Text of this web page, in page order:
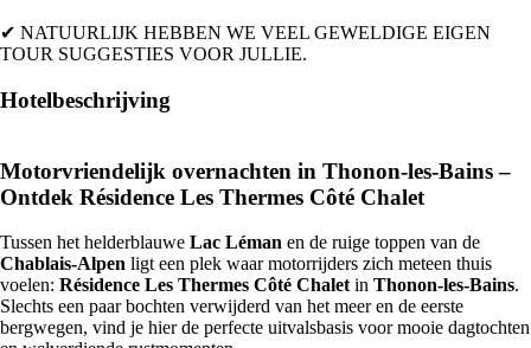
✔ NATUURLIJK HEBBEN WE VEEL GEWELDIGE EIGEN
TOUR SUGGESTIES VOOR JULLIE.
Hotelbeschrijving
Motorvriendelijk overnachten in Thonon-les-Bains –
Ontdek Résidence Les Thermes Côté Chalet
Tussen het helderblauwe Lac Léman en de ruige toppen van de
Chablais-Alpen ligt een plek waar motorrijders zich meteen thuis
voelen: Résidence Les Thermes Côté Chalet in Thonon-les-Bains.
Slechts een paar bochten verwijderd van het meer en de eerste
bergwegen, vind je hier de perfecte uitvalsbasis voor mooie dagtochten